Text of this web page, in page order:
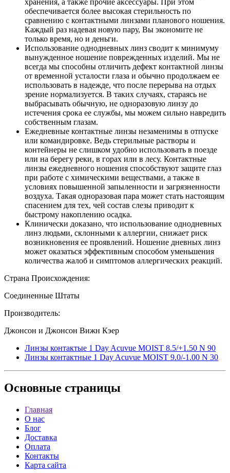
обеспечивается более высокая стерильность по
сравнению с контактными линзами планового ношения.
Каждый раз надевая новую пару, Вы экономите не
только время, но и деньги.
Использование однодневных линз сводит к минимуму
вынужденное ношение поврежденных изделий. Мы не
всегда мы способны отличить дефект контактной линзы
от временной усталости глаза и обычно продолжаем ее
использовать в надежде, что после перерыва на отдых
зрение нормализуется. В таких случаях, стараясь не
выбрасывать обычную, не одноразовую линзу до
истечения срока ее службы, мы можем сильно навредить
собственным глазам.
Ежедневные контактные линзы незаменимы в отпуске
или командировке. Ведь стерильные растворы и
контейнеры не слишком удобно использовать в поезде
или на берегу реки, в горах или в лесу. Контактные
линзы ежедневного ношения способствуют защите глаз
при работе с химическими веществами, а также в
условиях повышенной запыленности и загрязненности
воздуха. Такая одноразовая пара может стать настоящим
спасением для тех, чей состав слезы приводит к
быстрому накоплению осадка.
Клинически доказано, что использование однодневных
линз людьми, склонными к аллергии, снижает риск
возникновения ее проявлений. Ношение дневных линз
может оказаться эффективным способом уменьшения
количества жалоб и симптомов аллергических реакций.
Страна Происхождения:
Соединенные Штаты
Производитель:
Джонсон и Джонсон Вижн Кэер
Линзы контактые 1 Day Acuvue MOIST 8.5/+1.50 N 90
Линзы контактные 1 Day Acuvue MOIST 9.0/-1.00 N 30
Основные страницы
Главная
О нас
Блог
Доставка
Оплата
Контакты
Карта сайта